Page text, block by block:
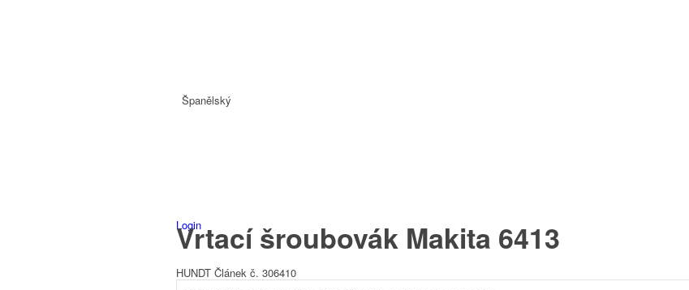
Španělský
Login
Vrtací šroubovák Makita 6413
HUNDT Článek č. 306410